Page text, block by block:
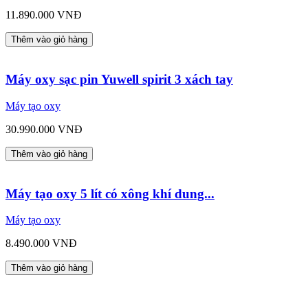
11.890.000 VNĐ
Thêm vào giỏ hàng
Máy oxy sạc pin Yuwell spirit 3 xách tay
Máy tạo oxy
30.990.000 VNĐ
Thêm vào giỏ hàng
Máy tạo oxy 5 lít có xông khí dung...
Máy tạo oxy
8.490.000 VNĐ
Thêm vào giỏ hàng